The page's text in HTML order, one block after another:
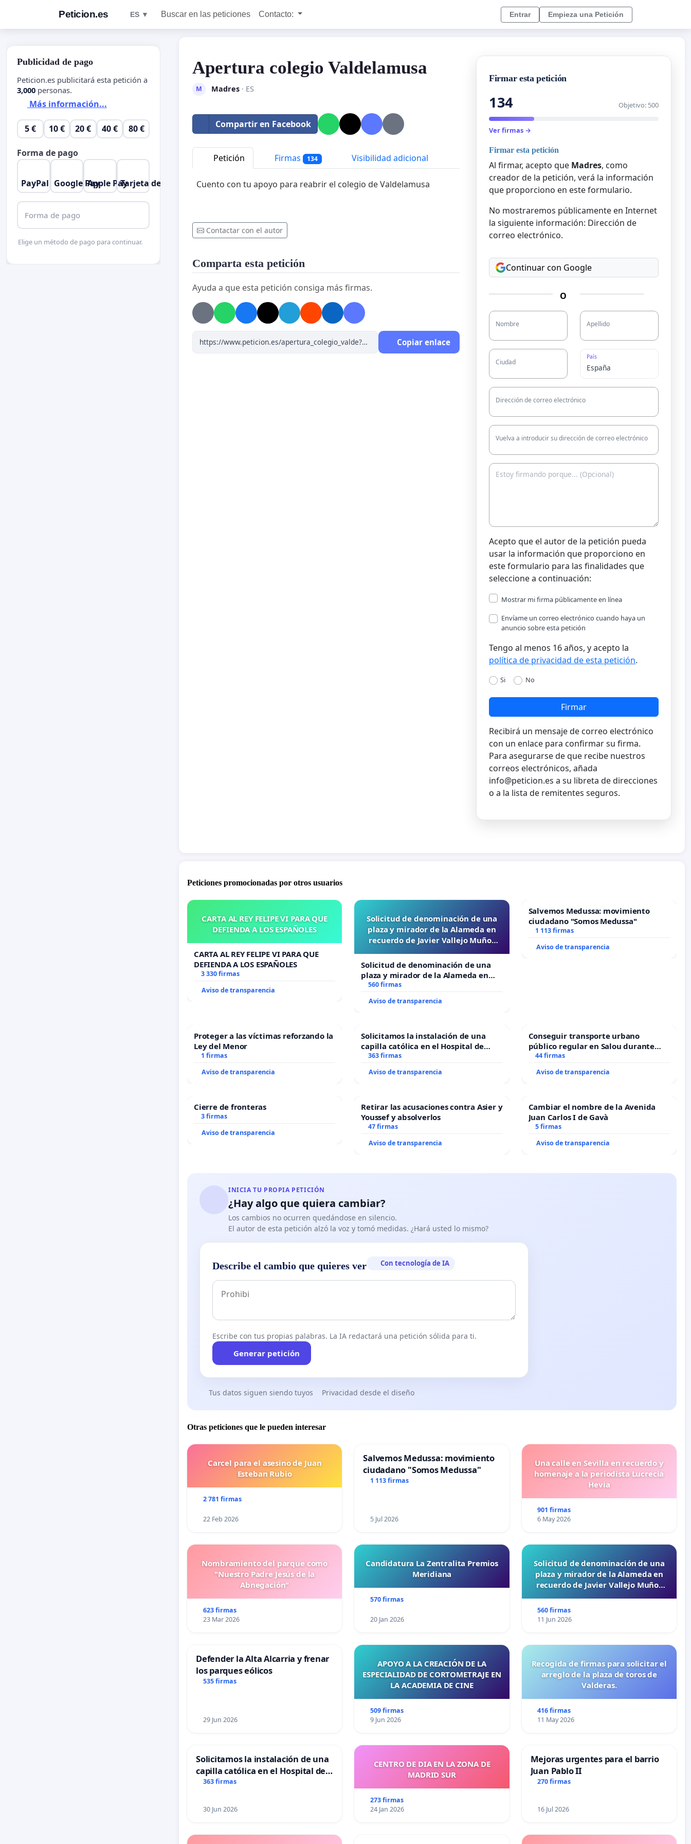
Peticion.es ES ▼ Buscar en las peticiones Contacto: Entrar Empieza una Petición
Apertura colegio Valdelamusa
M Madres· ES
Compartir en Facebook
Petición Firmas 134 Visibilidad adicional
Cuento con tu apoyo para reabrir el colegio de Valdelamusa
Contactar con el autor
Comparta esta petición
Ayuda a que esta petición consiga más firmas.
Copiar enlace
Firmar esta petición
134 Objetivo: 500
Ver firmas →
Firmar esta petición
Al firmar, acepto que Madres, como
creador de la petición, verá la información
que proporciono en este formulario.
No mostraremos públicamente en Internet
la siguiente información: Dirección de
correo electrónico.
Continuar con Google
O
Nombre Apellido
Ciudad
País
Dirección de correo electrónico
Vuelva a introducir su dirección de correo electrónico
Acepto que el autor de la petición pueda
usar la información que proporciono en
este formulario para las finalidades que
seleccione a continuación:
Mostrar mi firma públicamente en línea
Envíame un correo electrónico cuando haya un
anuncio sobre esta petición
Tengo al menos 16 años, y acepto la
política de privacidad de esta petición.
Si No
Firmar
Recibirá un mensaje de correo electrónico
con un enlace para confirmar su firma.
Para asegurarse de que recibe nuestros
correos electrónicos, añada
info@peticion.es a su libreta de direcciones
o a la lista de remitentes seguros.
Peticiones promocionadas por otros usuarios
CARTA AL REY FELIPE VI PARA QUE
DEFIENDA A LOS ESPAÑOLES
CARTA AL REY FELIPE VI PARA QUE
DEFIENDA A LOS ESPAÑOLES
3 330 firmas
Aviso de transparencia
Solicitud de denominación de una
plaza y mirador de la Alameda en
recuerdo de Javier Vallejo Muñoz
Solicitud de denominación de una
plaza y mirador de la Alameda en
recuerdo de Javier Vallejo Muñoz
560 firmas
Aviso de transparencia
Salvemos Medussa: movimiento
ciudadano "Somos Medussa"
1 113 firmas
Aviso de transparencia
Proteger a las víctimas reforzando la
Ley del Menor
1 firmas
Aviso de transparencia
Solicitamos la instalación de una
capilla católica en el Hospital de
Alcañiz
363 firmas
Aviso de transparencia
Conseguir transporte urbano
público regular en Salou durante
todo el año
44 firmas
Aviso de transparencia
Cierre de fronteras
3 firmas
Aviso de transparencia
Retirar las acusaciones contra Asier y
Youssef y absolverlos
47 firmas
Aviso de transparencia
Cambiar el nombre de la Avenida
Juan Carlos I de Gavà
5 firmas
Aviso de transparencia
INICIA TU PROPIA PETICIÓN
¿Hay algo que quiera cambiar?
Los cambios no ocurren quedándose en silencio.
El autor de esta petición alzó la voz y tomó medidas. ¿Hará usted lo mismo?
Describe el cambio que quieres ver Con tecnología de IA
Escribe con tus propias palabras. La IA redactará una petición sólida para ti.
Generar petición
Tus datos siguen siendo tuyos Privacidad desde el diseño
Otras peticiones que le pueden interesar
Carcel para el asesino de Juan
Esteban Rubio
2 781 firmas
22 Feb 2026
Salvemos Medussa: movimiento
ciudadano "Somos Medussa"
1 113 firmas
5 Jul 2026
Una calle en Sevilla en recuerdo y
homenaje a la periodista Lucrecia
Hevia
901 firmas
6 May 2026
Nombramiento del parque como
"Nuestro Padre Jesús de la
Abnegación"
623 firmas
23 Mar 2026
Candidatura La Zentralita Premios
Meridiana
570 firmas
20 Jan 2026
Solicitud de denominación de una
plaza y mirador de la Alameda en
recuerdo de Javier Vallejo Muñoz
560 firmas
11 Jun 2026
Defender la Alta Alcarria y frenar
los parques eólicos
535 firmas
29 Jun 2026
APOYO A LA CREACIÓN DE LA
ESPECIALIDAD DE CORTOMETRAJE EN
LA ACADEMIA DE CINE
509 firmas
9 Jun 2026
Recogida de firmas para solicitar el
arreglo de la plaza de toros de
Valderas.
416 firmas
11 May 2026
Solicitamos la instalación de una
capilla católica en el Hospital de
Alcañiz
363 firmas
30 Jun 2026
CENTRO DE DIA EN LA ZONA DE
MADRID SUR
273 firmas
24 Jan 2026
Mejoras urgentes para el barrio
Juan Pablo II
270 firmas
16 Jul 2026
Publicidad de pago
Peticion.es publicitará esta petición a
3,000 personas.
Más información...
5 € 10 € 20 € 40 € 80 €
Forma de pago
PayPal Google PayApple PayTarjeta de crédito
Forma de pago
Elige un método de pago para continuar.